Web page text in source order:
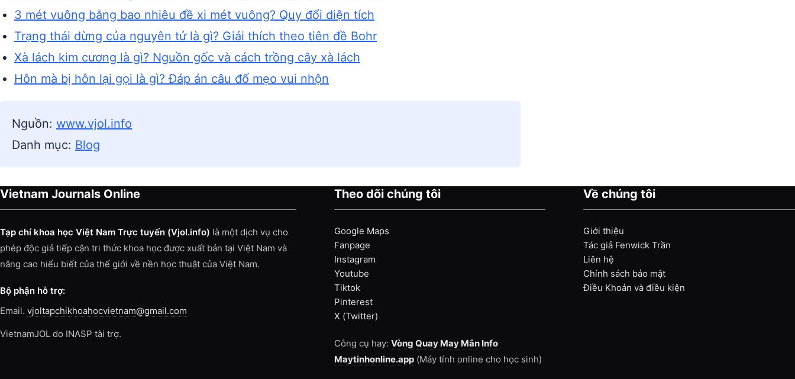
3 mét vuông bằng bao nhiêu đề xi mét vuông? Quy đổi diện tích
Trạng thái dừng của nguyên tử là gì? Giải thích theo tiên đề Bohr
Xà lách kim cương là gì? Nguồn gốc và cách trồng cây xà lách
Hôn mà bị hôn lại gọi là gì? Đáp án câu đố mẹo vui nhộn
Nguồn: www.vjol.info
Danh mục: Blog
Vietnam Journals Online
Tạp chí khoa học Việt Nam Trực tuyến (Vjol.info) là một dịch vụ cho
phép độc giả tiếp cận tri thức khoa học được xuất bản tại Việt Nam và
nâng cao hiểu biết của thế giới về nền học thuật của Việt Nam.
Bộ phận hỗ trợ:
Email. vjoltapchikhoahocvietnam@gmail.com
VietnamJOL do INASP tài trợ.
Theo dõi chúng tôi
Google Maps
Fanpage
Instagram
Youtube
Tiktok
Pinterest
X (Twitter)
Công cụ hay: Vòng Quay May Mắn Info
Maytinhonline.app(Máy tính online cho học sinh)
Về chúng tôi
Giới thiệu
Tác giả Fenwick Trần
Liên hệ
Chính sách bảo mật
Điều Khoản và điều kiện